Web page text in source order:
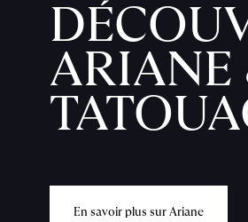
ARIANE
En savoir plus sur Ariane